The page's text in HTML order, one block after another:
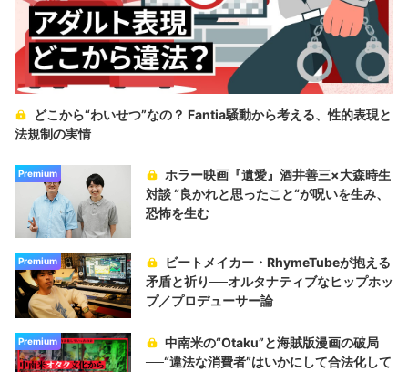
どこから“わいせつ”なの？ Fantia騒動から考える、性的表現と
法規制の実情
Premium
ホラー映画『遺愛』酒井善三×大森時生
対談 “良かれと思ったこと“が呪いを生み、
恐怖を生む
Premium
ビートメイカー・RhymeTubeが抱える
矛盾と祈り──オルタナティブなヒップホッ
プ／プロデューサー論
Premium
中南米の“Otaku”と海賊版漫画の破局
──“違法な消費者”はいかにして合法化して